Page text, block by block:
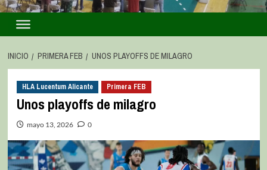
INICIO PRIMERA FEB UNOS PLAYOFFS DE MILAGRO
HLA Lucentum Alicante Primera FEB
Unos playoffs de milagro
mayo 13, 2026 0